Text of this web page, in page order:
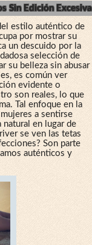
Sin Edición Excesiva
estilo auténtico de
por mostrar su
un descuido por la
selección de
su belleza sin abusar
es común ver
evidente o
son reales, lo que
Tal enfoque en la
a sentirse
natural en lugar de
se ven las tetas
Son parte
auténticos y